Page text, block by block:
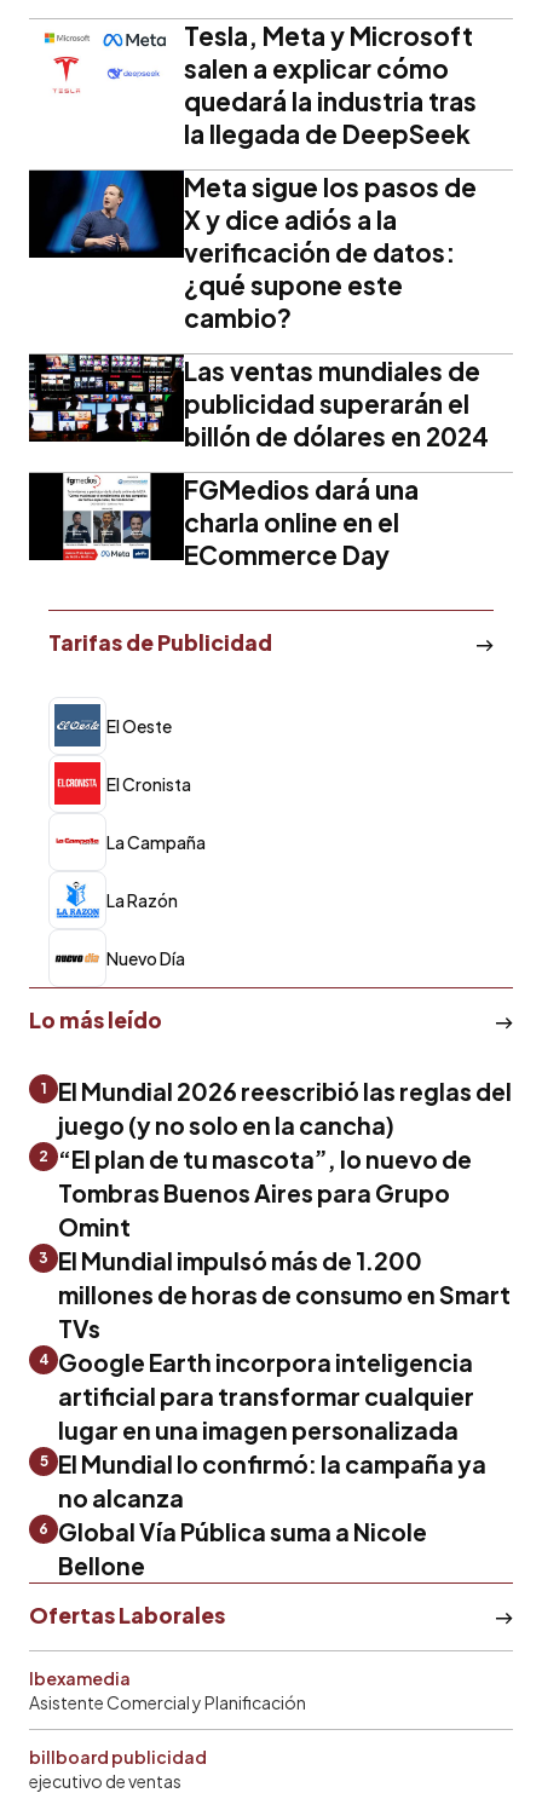
Tesla, Meta y Microsoft
salen a explicar cómo
quedará la industria tras
la llegada de DeepSeek
Meta sigue los pasos de
X y dice adiós a la
verificación de datos:
¿qué supone este
cambio?
Las ventas mundiales de
publicidad superarán el
billón de dólares en 2024
FGMedios dará una
charla online en el
ECommerce Day
Tarifas de Publicidad
El Oeste
El Cronista
La Campaña
La Razón
Nuevo Día
Lo más leído
1
El Mundial 2026 reescribió las reglas del
juego (y no solo en la cancha)
2
“El plan de tu mascota”, lo nuevo de
Tombras Buenos Aires para Grupo
Omint
3
El Mundial impulsó más de 1.200
millones de horas de consumo en Smart
TVs
4 Google Earth incorpora inteligencia
artificial para transformar cualquier
lugar en una imagen personalizada
5
El Mundial lo confirmó: la campaña ya
no alcanza
6
Global Vía Pública suma a Nicole
Bellone
Ofertas Laborales
Ibexamedia
Asistente Comercial y Planificación
billboard publicidad
ejecutivo de ventas